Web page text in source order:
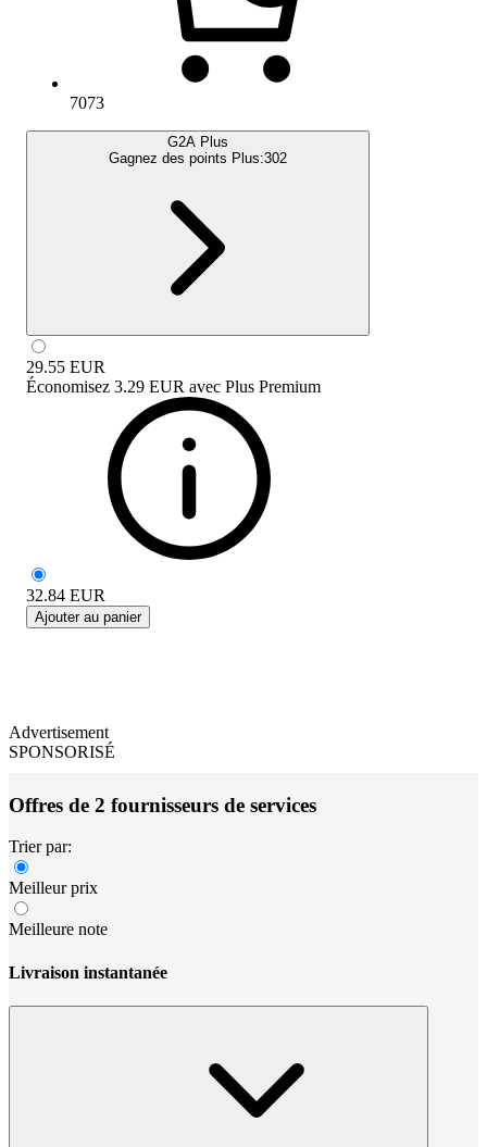
7073
G2A Plus
Gagnez des points Plus:302
29.55 EUR
Économisez 3.29 EUR avec Plus Premium
32.84 EUR
Ajouter au panier
Advertisement
SPONSORISÉ
Offres de 2 fournisseurs de services
Trier par:
Meilleur prix
Meilleure note
Livraison instantanée